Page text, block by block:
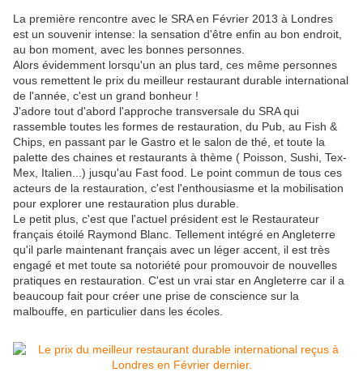
La première rencontre avec le SRA en Février 2013 à Londres
est un souvenir intense: la sensation d'être enfin au bon endroit,
au bon moment, avec les bonnes personnes.
Alors évidemment lorsqu'un an plus tard, ces même personnes
vous remettent le prix du meilleur restaurant durable international
de l'année, c'est un grand bonheur !
J'adore tout d'abord l'approche transversale du SRA qui
rassemble toutes les formes de restauration, du Pub, au Fish &
Chips, en passant par le Gastro et le salon de thé, et toute la
palette des chaines et restaurants à thème ( Poisson, Sushi, Tex-
Mex, Italien...) jusqu'au Fast food. Le point commun de tous ces
acteurs de la restauration, c'est l'enthousiasme et la mobilisation
pour explorer une restauration plus durable.
Le petit plus, c'est que l'actuel président est le Restaurateur
français étoilé Raymond Blanc. Tellement intégré en Angleterre
qu'il parle maintenant français avec un léger accent, il est très
engagé et met toute sa notoriété pour promouvoir de nouvelles
pratiques en restauration. C'est un vrai star en Angleterre car il a
beaucoup fait pour créer une prise de conscience sur la
malbouffe, en particulier dans les écoles.